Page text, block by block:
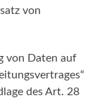
von
von Daten auf
des Art. 28